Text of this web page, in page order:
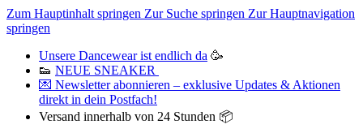
Zum Hauptinhalt springen Zur Suche springen Zur Hauptnavigation
springen
Unsere Dancewear ist endlich da 🥳
👟 NEUE SNEAKER
💌 Newsletter abonnieren – exklusive Updates & Aktionen
direkt in dein Postfach!
Versand innerhalb von 24 Stunden 📦